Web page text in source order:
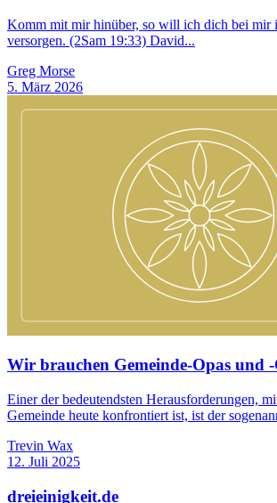
Komm mit mir hinüber, so will ich dich bei mir
versorgen. (2Sam 19:33) David...
Greg Morse
5. März 2026
Wir brauchen Gemeinde-Opas und
Einer der bedeutendsten Herausforderungen,
Gemeinde heute konfrontiert ist, ist der
Trevin Wax
12. Juli 2025
dreieinigkeit.de